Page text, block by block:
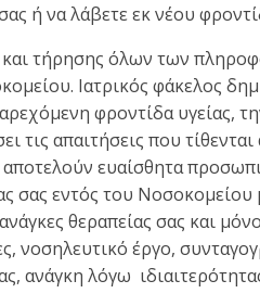
ή να λάβετε εκ νέου
τήρησης όλων των
Ιατρικός φάκελος
φροντίδα υγείας,
τις απαιτήσεις που
ευαίσθητα
σας εντός του
θεραπείας σας και
νοσηλευτικό έργο,
ανάγκη λόγω